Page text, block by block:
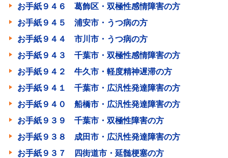
お手紙９４６ 葛飾区・双極性感情障害の方
お手紙９４５ 浦安市・うつ病の方
お手紙９４４ 市川市・うつ病の方
お手紙９４３ 千葉市・双極性感情障害の方
お手紙９４２ 牛久市・軽度精神遅滞の方
お手紙９４１ 千葉市・広汎性発達障害の方
お手紙９４０ 船橋市・広汎性発達障害の方
お手紙９３９ 千葉市・双極性障害の方
お手紙９３８ 成田市・広汎性発達障害の方
お手紙９３７ 四街道市・延髄梗塞の方